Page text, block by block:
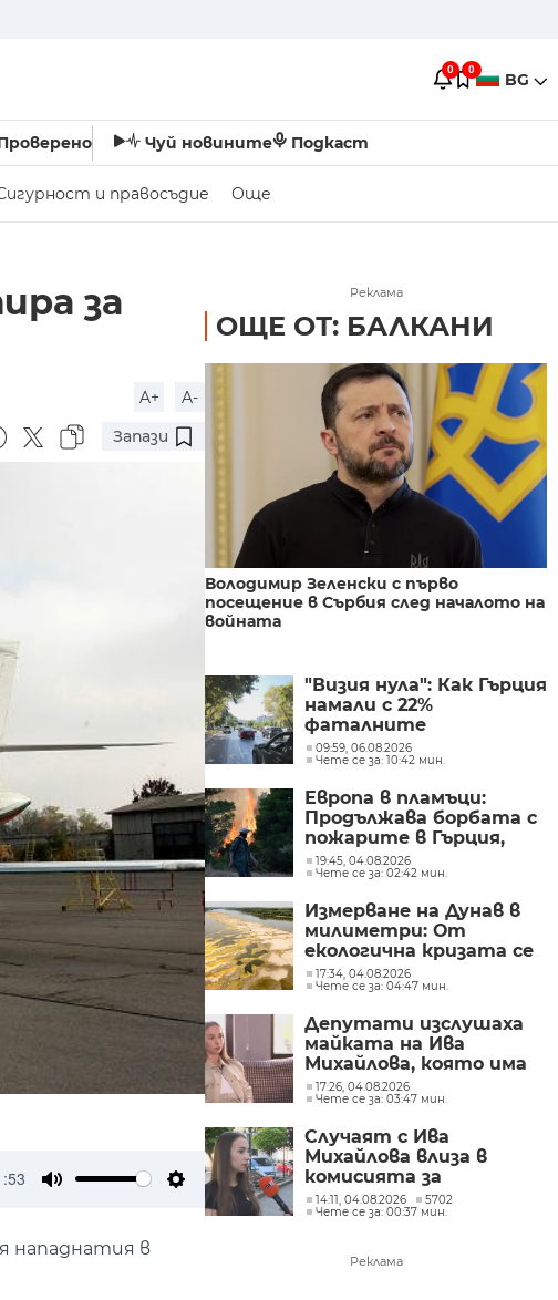
0 0 BG
Чуй новините Подкаст
и правосъдие Още
за
A+
A-
Запази
Settings
нападнатия в
Реклама
ОЩЕ ОТ: БАЛКАНИ
Володимир Зеленски с първо
посещение в Сърбия след началото на
войната
"Визия нула": Как Гърция
намали с 22%
фаталните
катастрофи по
пътищата в страната
09:59, 06.08.2026
Чете се за: 10:42 мин.
Европа в пламъци:
Продължава борбата с
пожарите в Гърция,
Испания и Нидерландия
19:45, 04.08.2026
Чете се за: 02:42 мин.
Измерване на Дунав в
милиметри: От
екологична кризата се
превръща в
икономическа
17:34, 04.08.2026
Чете се за: 04:47 мин.
Депутати изслушаха
майката на Ива
Михайлова, която има
забрана да се лекува у
нас
17:26, 04.08.2026
Чете се за: 03:47 мин.
Случаят с Ива
Михайлова влиза в
комисията за
българите в чужбина
14:11, 04.08.2026
5702
Чете се за: 00:37 мин.
Реклама